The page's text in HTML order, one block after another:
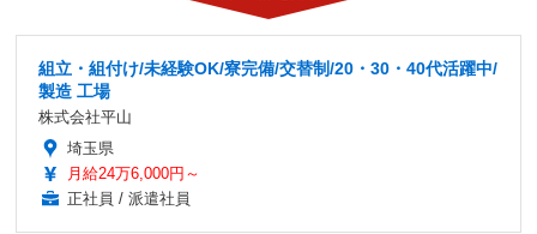
組立・組付け/未経験OK/寮完備/交替制/20・30・40代活躍中/
製造 工場
株式会社平山
埼玉県
月給24万6,000円～
正社員 / 派遣社員